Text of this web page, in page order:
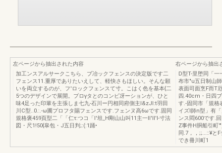
左ページから抽出された内容
加工ンスアルサークこちら、ブ冶ックフェンスの決定版です二
フェンス11.重厚でありたいえして、軽快さもほしい。そんな願
いを両立するのが、フ'ロックフェンスて寸。こはく色を基本{二
5つのデザインで展開。プロγタとのコンビ冴ーションが、ひと
味4足った印輩を主張しま七九-石川ー円相同府側主I&zJl:t羽田
川C型..0.:.-ω圃プロフタ賜フェンスです.フェンヌ高6ωです.固同
規格褒459頁型二「「仁τ:つコ「l'坦_H剛山山叫11主一ll'Il'I-寸法
図・尺1!50{皐包・J五日判;:(:1踊•
右ページから抽出
D型T-里堕同「
布市"u五日制山
表面司面烹F而T
四.40cm・日四
す.-固同市「規格
イズl師n型」有
ンス悶600です.
Z事件H胴船引町
同.7，，;;...::¥と
でき冊川町1